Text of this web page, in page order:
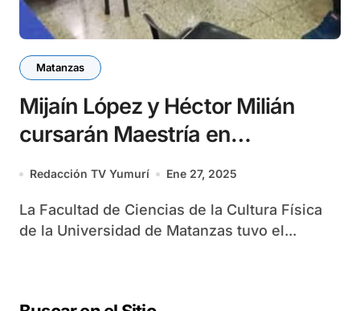
Matanzas
Mijaín López y Héctor Milián
cursarán Maestría en
Universidad de Matanzas
Redacción TV Yumurí Ene 27, 2025
La Facultad de Ciencias de la Cultura Física
de la Universidad de Matanzas tuvo el...